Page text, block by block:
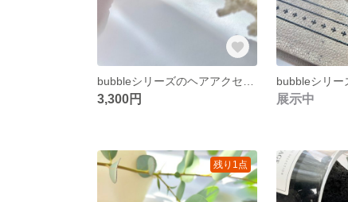
3,300円 展示中
残り1点